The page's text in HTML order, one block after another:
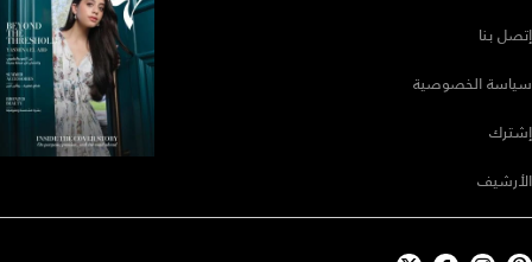
إتصل بنا
سياسة الخصوصية
إشترك
الأرشيف